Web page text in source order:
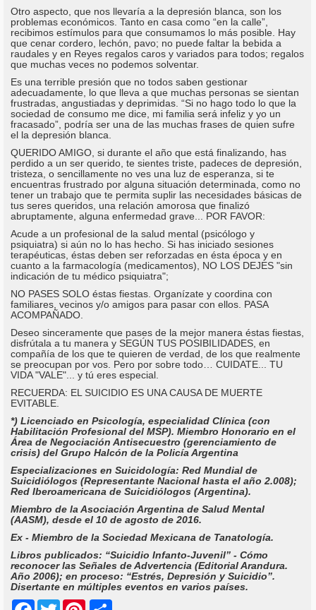
Otro aspecto, que nos llevaría a la depresión blanca, son los
problemas económicos. Tanto en casa como “en la calle”,
recibimos estímulos para que consumamos lo más posible. Hay
que cenar cordero, lechón, pavo; no puede faltar la bebida a
raudales y en Reyes regalos caros y variados para todos; regalos
que muchas veces no podemos solventar.
Es una terrible presión que no todos saben gestionar
adecuadamente, lo que lleva a que muchas personas se sientan
frustradas, angustiadas y deprimidas. “Si no hago todo lo que la
sociedad de consumo me dice, mi familia será infeliz y yo un
fracasado”, podría ser una de las muchas frases de quien sufre
el la depresión blanca.
QUERIDO AMIGO, si durante el año que está finalizando, has
perdido a un ser querido, te sientes triste, padeces de depresión,
tristeza, o sencillamente no ves una luz de esperanza, si te
encuentras frustrado por alguna situación determinada, como no
tener un trabajo que te permita suplir las necesidades básicas de
tus seres queridos, una relación amorosa que finalizó
abruptamente, alguna enfermedad grave... POR FAVOR:
Acude a un profesional de la salud mental (psicólogo y
psiquiatra) si aún no lo has hecho. Si has iniciado sesiones
terapéuticas, éstas deben ser reforzadas en ésta época y en
cuanto a la farmacología (medicamentos), NO LOS DEJES "sin
indicación de tu médico psiquiatra";
NO PASES SOLO éstas fiestas. Organízate y coordina con
familiares, vecinos y/o amigos para pasar con ellos. PASA
ACOMPAÑADO.
Deseo sinceramente que pases de la mejor manera éstas fiestas,
disfrútala a tu manera y SEGÚN TUS POSIBILIDADES, en
compañía de los que te quieren de verdad, de los que realmente
se preocupan por vos. Pero por sobre todo… CUIDATE... TU
VIDA "VALE"... y tú eres especial.
RECUERDA: EL SUICIDIO ES UNA CAUSA DE MUERTE
EVITABLE.
*) Licenciado en Psicología, especialidad Clínica (con
Habilitación Profesional del MSP). Miembro Honorario en el
Área de Negociación Antisecuestro (gerenciamiento de
crisis) del Grupo Halcón de la Policía Argentina
Especializaciones en Suicidología: Red Mundial de
Suicidiólogos (Representante Nacional hasta el año 2.008);
Red Iberoamericana de Suicidiólogos (Argentina).
Miembro de la Asociación Argentina de Salud Mental
(AASM), desde el 10 de agosto de 2016.
Ex - Miembro de la Sociedad Mexicana de Tanatología.
Libros publicados: “Suicidio Infanto-Juvenil” - Cómo
reconocer las Señales de Advertencia (Editorial Arandura.
Año 2006); en proceso: “Estrés, Depresión y Suicidio”.
Disertante en múltiples eventos en varios países.